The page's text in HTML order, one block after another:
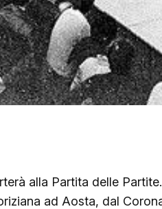
alla Partita delle
ad Aosta, dal